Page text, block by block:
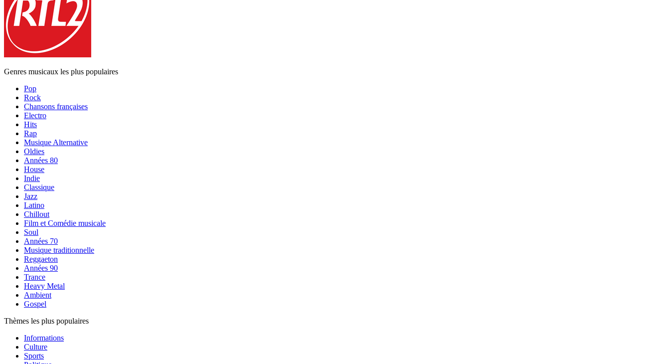
Genres musicaux les plus populaires
Pop
Rock
Chansons françaises
Electro
Hits
Rap
Musique Alternative
Oldies
Années 80
House
Indie
Classique
Jazz
Latino
Chillout
Film et Comédie musicale
Soul
Années 70
Musique traditionnelle
Reggaeton
Années 90
Trance
Heavy Metal
Ambient
Gospel
Thèmes les plus populaires
Informations
Culture
Sports